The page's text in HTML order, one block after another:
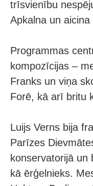
trīsvienību
Apkalna un
Programmas
kompozīcijas –
Franks un viņa
Forē, kā arī britu
Luijs Verns bija
Parīzes
konservatorijā un
kā ērģelnieks.